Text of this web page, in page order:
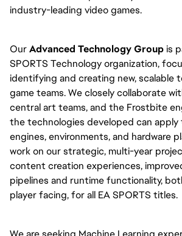
industry-leading video games.
Our Advanced Technology Group is
SPORTS Technology organization,
identifying and creating new, scalable
game teams. We closely collaborate
central art teams, and the Frostbite
the technologies developed can
engines, environments, and hardware
work on our strategic, multi-year
content creation experiences,
pipelines and runtime functionality,
player facing, for all EA SPORTS titles.